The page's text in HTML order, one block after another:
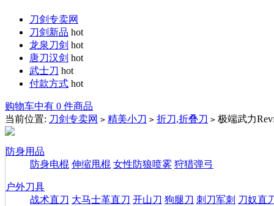
刀剑专卖网
刀剑新品 hot
龙泉刀剑 hot
唐刀汉剑 hot
武士刀 hot
付款方式 hot
购物车中有 0 件商品
当前位置: 刀剑专卖网 > 精美小刀 > 折刀,折叠刀 > 极端武力
防身用品
防身电棍 伸缩甩棍 女性防狼喷雾 狩猎弹弓
户外刀具
战术直刀 大马士革直刀 开山刀 狗腿刀 刺刀军刺 刀奴直